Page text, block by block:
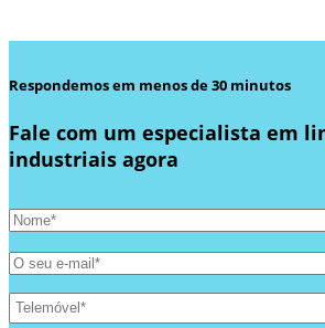
Respondemos em menos de 30 minutos
Fale com um especialista em
industriais agora